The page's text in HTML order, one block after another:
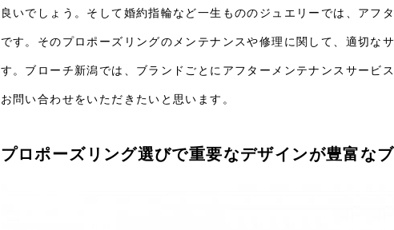
良いでしょう。そして婚約指輪など一生もののジュエリーでは、アフ
です。そのプロポーズリングのメンテナンスや修理に関して、適切な
す。ブローチ新潟では、ブランドごとにアフターメンテナンスサービ
お問い合わせをいただきたいと思います。
プロポーズリング選びで重要なデザインが豊富な